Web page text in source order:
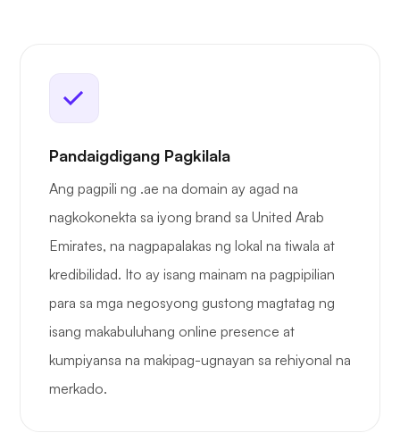
Pandaigdigang Pagkilala
Ang pagpili ng .ae na domain ay agad na
nagkokonekta sa iyong brand sa United Arab
Emirates, na nagpapalakas ng lokal na tiwala at
kredibilidad. Ito ay isang mainam na pagpipilian
para sa mga negosyong gustong magtatag ng
isang makabuluhang online presence at
kumpiyansa na makipag-ugnayan sa rehiyonal na
merkado.